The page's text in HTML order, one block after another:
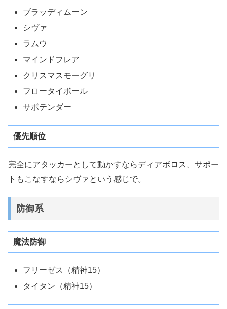
ブラッディムーン
シヴァ
ラムウ
マインドフレア
クリスマスモーグリ
フロータイボール
サボテンダー
優先順位
完全にアタッカーとして動かすならディアボロス、サポー
トもこなすならシヴァという感じで。
防御系
魔法防御
フリーゼス（精神15）
タイタン（精神15）